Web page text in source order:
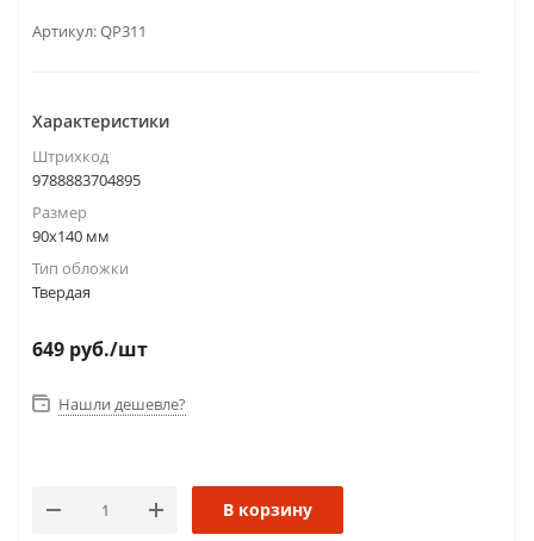
Артикул:QP311
Характеристики
Штрихкод
9788883704895
Размер
90x140 мм
Тип обложки
Твердая
649 руб./шт
Нашли дешевле?
В корзину